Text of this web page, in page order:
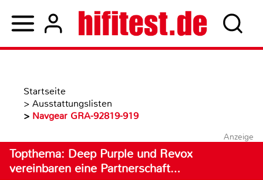
Startseite
> Ausstattungslisten
> Navgear GRA-92819-919
Anzeige
Topthema: Deep Purple und Revox
vereinbaren eine Partnerschaft…